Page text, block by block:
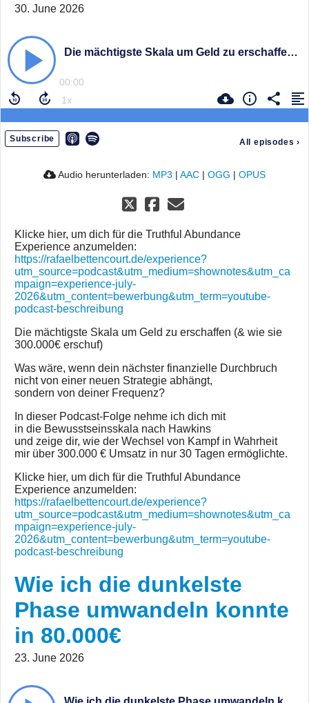
30. June 2026
Die mächtigste Skala um Geld zu erschaffen (& wie sie 300.000€ erschuf)
00:00
Subscribe All episodes ›
Audio herunterladen: MP3 | AAC | OGG | OPUS
Klicke hier, um dich für die Truthful Abundance
Experience anzumelden:
https://rafaelbettencourt.de/experience?
utm_source=podcast&utm_medium=shownotes&utm_ca
mpaign=experience-july-
2026&utm_content=bewerbung&utm_term=youtube-
podcast-beschreibung
Die mächtigste Skala um Geld zu erschaffen (& wie sie
300.000€ erschuf)
Was wäre, wenn dein nächster finanzielle Durchbruch
nicht von einer neuen Strategie abhängt,
sondern von deiner Frequenz?
In dieser Podcast-Folge nehme ich dich mit
in die Bewusstseinsskala nach Hawkins
und zeige dir, wie der Wechsel von Kampf in Wahrheit
mir über 300.000 € Umsatz in nur 30 Tagen ermöglichte.
Klicke hier, um dich für die Truthful Abundance
Experience anzumelden:
https://rafaelbettencourt.de/experience?
utm_source=podcast&utm_medium=shownotes&utm_ca
mpaign=experience-july-
2026&utm_content=bewerbung&utm_term=youtube-
podcast-beschreibung
Wie ich die dunkelste
Phase umwandeln konnte
in 80.000€
23. June 2026